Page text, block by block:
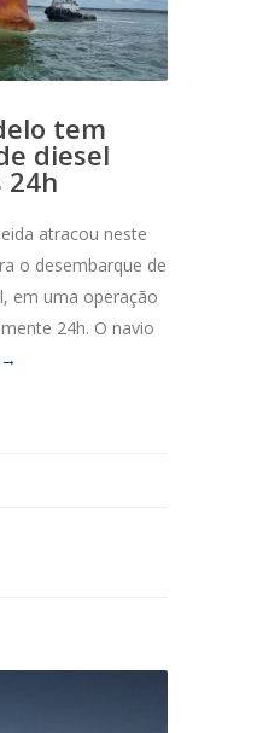
tem
diesel
24h
atracou neste
o desembarque de
em uma operação
24h. O navio